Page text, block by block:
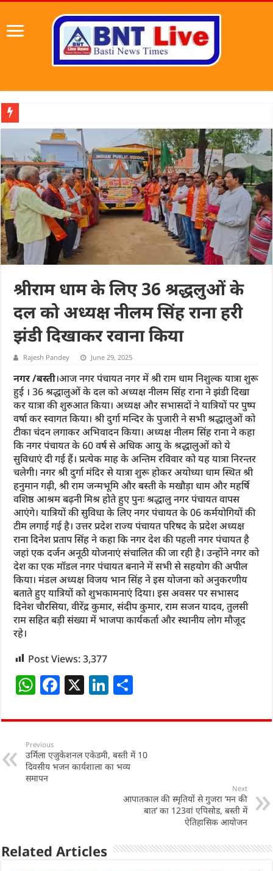
श्रीराम धाम के लिए 36 श्रद्धलुओं के
दल को अध्यक्ष नीलम सिंह राना हरी
झंडी दिखाकर रवाना किया
Rajesh Pandey June 29, 2025
नगर /बस्ती।आज नगर पंचायत नगर में श्री राम धाम निशुल्क यात्रा शुरू
हुई । 36 श्रद्धालुओं के दल को अध्यक्ष नीलम सिंह राना ने झंडी दिखा
कर यात्रा की शुरुआत किया। अध्यक्ष और सभासदों ने यात्रियों पर पुष्प
वर्षा कर स्वागत किया। श्री दुर्गा मन्दिर के पुजारी ने सभी श्रद्धालुओं को
टीका चंदन लगाकर अभिवादन किया। अध्यक्ष नीलम सिंह राना ने कहा
कि नगर पंचायत के 60 वर्ष से अधिक आयु के श्रद्धालुओं को ये
सुविधाएं दी गई हैं। प्रत्येक माह के अन्तिम रविवार को यह यात्रा निरन्तर
चलेगी। नगर श्री दुर्गा मंदिर से यात्रा शुरू होकर अयोध्या धाम स्थित श्री
हनुमान गढ़ी, श्री राम जन्मभूमि और बस्ती के मखौड़ा धाम और महर्षि
वशिष्ठ आश्रम बढ़नी मिश्र होते हुए पुनः श्रद्धालु नगर पंचायत वापस
आएंगे। यात्रियों की सुविधा के लिए नगर पंचायत के 06 कर्मयोगियों की
टीम लगाई गई है। उत्तर प्रदेश राज्य पंचायत परिषद के प्रदेश अध्यक्ष
राना दिनेश प्रताप सिंह ने कहा कि नगर देश की पहली नगर पंचायत है
जहां एक दर्जन अनूठी योजनाएं संचालित की जा रही है। उन्होंने नगर को
देश का एक मॉडल नगर पंचायत बनाने में सभी से सहयोग की अपील
किया। मंडल अध्यक्ष विजय भान सिंह ने इस योजना को अनुकरणीय
बताते हुए यात्रियों को शुभकामनाएं दिया। इस अवसर पर सभासद
दिनेश चौरसिया, वीरेंद्र कुमार, संदीप कुमार, राम सजन यादव, तुलसी
राम सहित बड़ी संख्या में भाजपा कार्यकर्ता और स्थानीय लोग मौजूद
रहे।
Post Views:3,377
W
at
s
A
p
F
c
e
b
X Li
k
dI
ar
e
Previous
उर्मिला एजुकेशनल एकेडमी, बस्ती में 10
दिवसीय भजन कार्यशाला का भव्य
समापन
Next
आपातकाल की स्मृतियों से गुजरा ‘मन की
बात’ का 123वां एपिसोड, बस्ती में
ऐतिहासिक आयोजन
Related Articles